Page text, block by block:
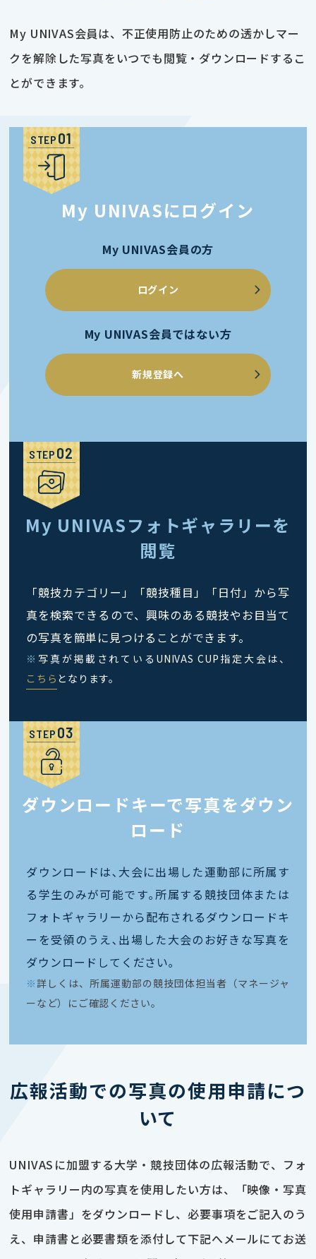
My UNIVAS会員は、不正使用防止のための透かしマー
クを解除した写真をいつでも閲覧・ダウンロードするこ
とができます。
STEP
My UNIVASにログイン
My UNIVAS会員の方
ログイン
My UNIVAS会員ではない方
新規登録へ
STEP
My UNIVASフォトギャラリーを
閲覧
「競技カテゴリー」「競技種目」「日付」から写
真を検索できるので、興味のある競技やお目当て
の写真を簡単に見つけることができます。
※ 写真が掲載されているUNIVAS CUP指定大会は、
こちら となります。
STEP
ダウンロードキーで写真をダウン
ロード
ダウンロードは､大会に出場した運動部に所属す
る学生のみが可能です｡所属する競技団体または
フォトギャラリーから配布されるダウンロードキ
ーを受領のうえ､出場した大会のお好きな写真を
ダウンロードしてください｡
※ 詳しくは、所属運動部の競技団体担当者（マネージャ
ーなど）にご確認ください。
広報活動での写真の使用申請につ
いて
UNIVASに加盟する大学・競技団体の広報活動で、フォ
トギャラリー内の写真を使用したい方は、「映像・写真
使用申請書」をダウンロードし、必要事項をご記入のう
え、申請書と必要書類を添付して下記へメールにてお送